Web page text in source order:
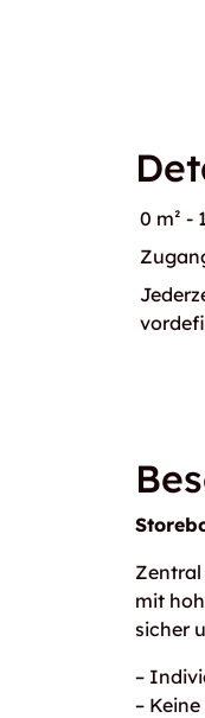
0 m² -
mit
sicher
–
–